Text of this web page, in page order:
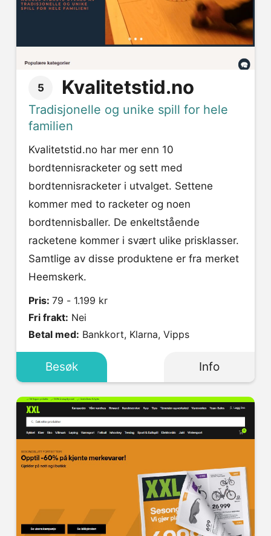
5 Kvalitetstid.no
Tradisjonelle og unike spill for hele
familien
Kvalitetstid.no har mer enn 10
bordtennisracketer og sett med
bordtennisracketer i utvalget. Settene
kommer med to racketer og noen
bordtennisballer. De enkeltstående
racketene kommer i svært ulike prisklasser.
Samtlige av disse produktene er fra merket
Heemskerk.
Pris: 79 - 1.199 kr
Fri frakt: Nei
Betal med: Bankkort, Klarna, Vipps
Besøk Info